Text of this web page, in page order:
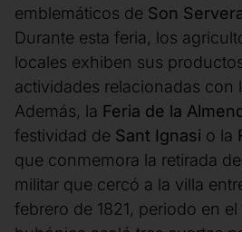
emblemáticos de Son
Durante esta feria, los
locales exhiben sus
actividades relacionadas con
Además, la Feria de la
festividad de Sant Ignasi o la
que conmemora la retirada
militar que cercó a la villa
febrero de 1821, periodo en